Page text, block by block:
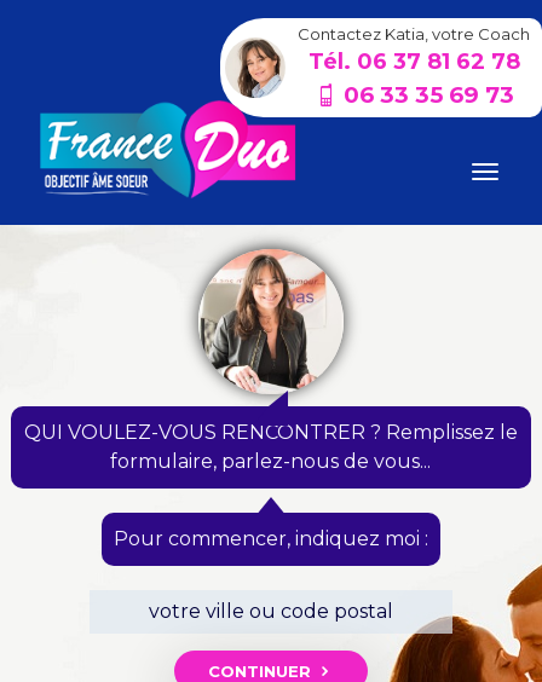
Contactez Katia, votre Coach
Tél. 06 37 81 62 78
06 33 35 69 73
QUI VOULEZ-VOUS RENCONTRER ? Remplissez le
formulaire, parlez-nous de vous...
Pour commencer, indiquez moi :
CONTINUER